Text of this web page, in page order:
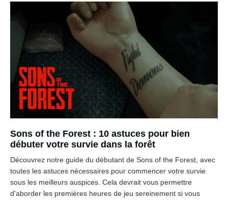
Sons of the Forest : 10 astuces pour bien
débuter votre survie dans la forêt
Découvrez notre guide du débutant de Sons of the Forest, avec
toutes les astuces nécessaires pour commencer votre survie
sous les meilleurs auspices. Cela devrait vous permettre
d'aborder les premières heures de jeu sereinement si vous